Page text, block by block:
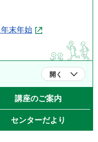
末年始
開く
講座のご案内
センターだより